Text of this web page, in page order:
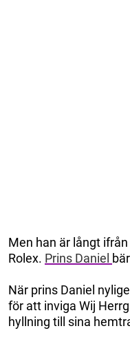
Men han är långt
Rolex. Prins Daniel
När prins Daniel
för att inviga Wij
hyllning till sina